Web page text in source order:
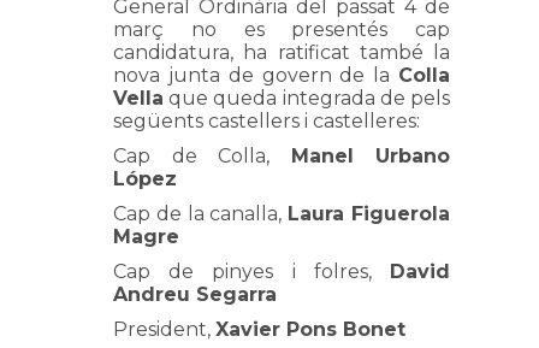
General Ordinària del passat 4 de
març no es presentés cap
candidatura, ha ratificat també la
nova junta de govern de la Colla
Vella que queda integrada de pels
següents castellers i castelleres:
Cap de Colla, Manel Urbano
López
Cap de la canalla, Laura Figuerola
Magre
Cap de pinyes i folres, David
Andreu Segarra
President, Xavier Pons Bonet